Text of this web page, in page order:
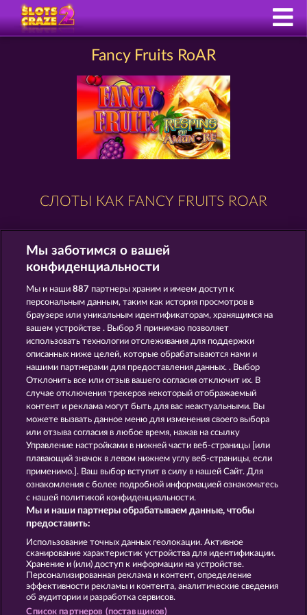
Fancy Fruits RoAR
СЛОТЫ КАК FANCY FRUITS ROAR
TOWER OF POWER FRUIT LOVE
BLAZING STAR BACK TO THE FRUITS ROAR
Правила КОНФИДЕНЦИАЛЬНОСТЬ
О компании Компания
Отправить Запрос об Отказе
Мы заботимся о вашей
конфиденциальности
Мы и наши887 партнеры храним и имеем доступ к
персональным данным, таким как история просмотров в
браузере или уникальным идентификаторам, хранящимся на
вашем устройстве . Выбор Я принимаю позволяет
использовать технологии отслеживания для поддержки
описанных ниже целей, которые обрабатываются нами и
нашими партнерами для предоставления данных. . Выбор
Отклонить все или отзыв вашего согласия отключит их. В
случае отключения трекеров некоторый отображаемый
контент и реклама могут быть для вас неактуальными. Вы
можете вызвать данное меню для изменения своего выбора
или отзыва согласия в любое время, нажав на ссылку
Управление настройками в нижней части веб-страницы [или
плавающий значок в левом нижнем углу веб-страницы, если
применимо.]. Ваш выбор вступит в силу в нашей Сайт. Для
ознакомления с более подробной информацией ознакомьтесь
с нашей политикой конфиденциальности.
Мы и наши партнеры обрабатываем данные, чтобы
предоставить:
Использование точных данных геолокации. Активное
сканирование характеристик устройства для идентификации.
Хранение и (или) доступ к информации на устройстве.
Персонализированная реклама и контент, определение
эффективности рекламы и контента, аналитические сведения
об аудитории и разработка сервисов.
Список партнеров (поставщиков)